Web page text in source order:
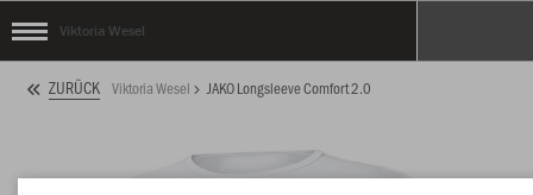
Viktoria Wesel
ZURÜCK Viktoria Wesel JAKO Longsleeve Comfort 2.0